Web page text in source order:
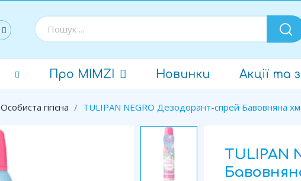
Про MIMZI Новинки Акції та
Особиста гігієна TULIPAN NEGRO Дезодорант-спрей Бавовняна
TULIPAN